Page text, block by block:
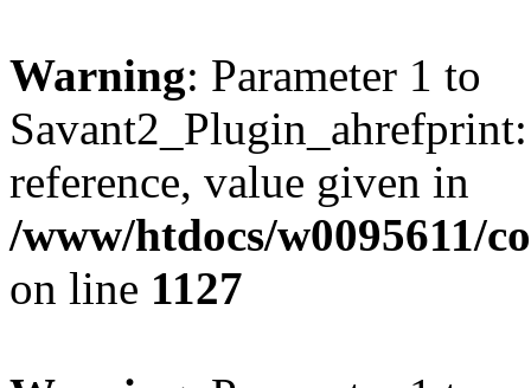
Warning: Parameter 1 to
reference, value given in
/www/htdocs/w0095611/
on line 1127